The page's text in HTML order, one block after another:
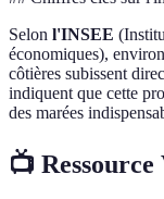
Selon l'INSEE
économiques),
côtières subissent
indiquent que cette
des marées
📺 Ressource